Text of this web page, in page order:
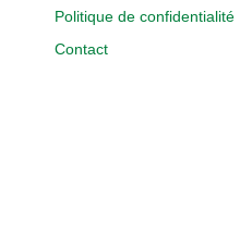
Politique de confidentialité
Contact